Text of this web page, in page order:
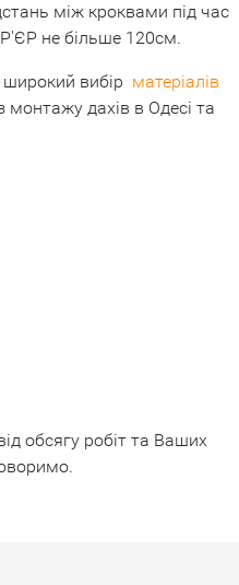
між кроквами під час
не більше 120см.
вибір матеріалів
монтажу дахів в Одесі та
обсягу робіт та Ваших